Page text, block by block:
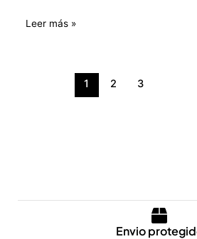
Leer más »
1 2 3
Envio